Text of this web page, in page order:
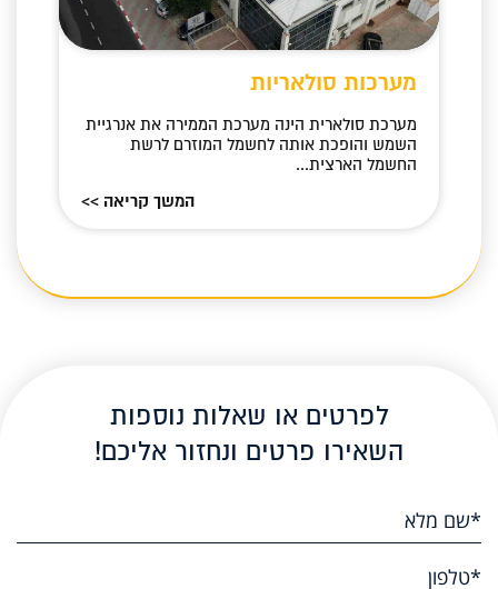
מערכות סולאריות
מערכת סולארית הינה מערכת הממירה את אנרגיית
השמש והופכת אותה לחשמל המוזרם לרשת
החשמל הארצית...
המשך קריאה >>
לפרטים או שאלות נוספות
השאירו פרטים ונחזור אליכם!